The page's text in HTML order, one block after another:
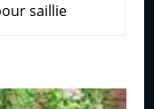
saillie